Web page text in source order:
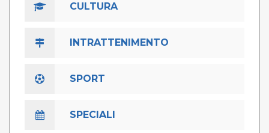
CULTURA
INTRATTENIMENTO
SPORT
SPECIALI